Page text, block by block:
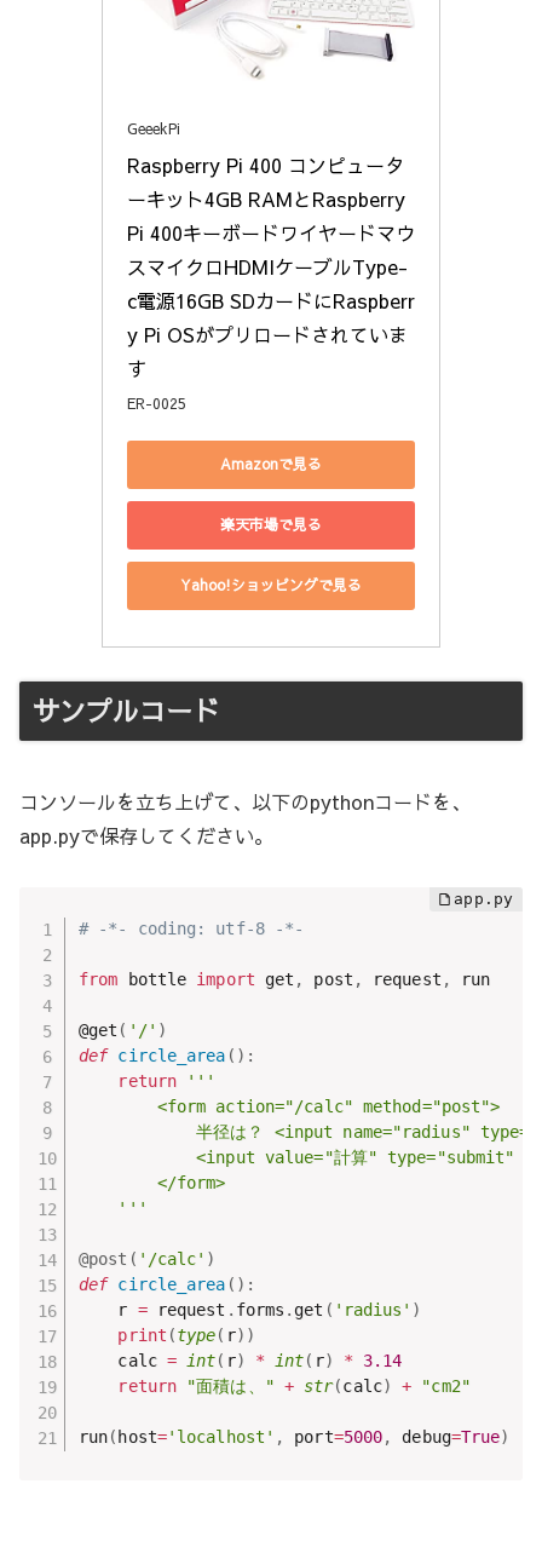
GeeekPi
Raspberry Pi 400 コンピュータ
ーキット4GB RAMとRaspberry
Pi 400キーボードワイヤードマウ
スマイクロHDMIケーブルType-
c電源16GB SDカードにRaspberr
y Pi OSがプリロードされていま
す
ER-0025
Amazonで見る
楽天市場で見る
Yahoo!ショッピングで見る
サンプルコード
コンソールを立ち上げて、以下のpythonコードを、
app.pyで保存してください。
# -*- coding: utf-8 -*-
from bottle import get , post , request , run
@get ( '/' )
def circle_area ( ) :
return
'''
        <form action="/calc" method="post">
半径は？ <input name="radius"
<input value="計算" type="submit" /
        </form>
    '''
@post ( '/calc' )
def circle_area ( ) :
    r
= request . forms . get ( 'radius' )
print (type( r) )
    calc
= int( r) * int( r) *
3.14
return
"面積は、" + str(calc) + "cm2"
run( host='localhost' , port=5000, debug=True)